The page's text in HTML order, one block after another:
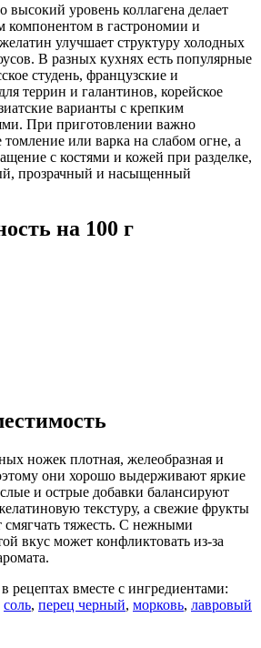
высокий уровень коллагена делает
в гастрономии и
улучшает структуру холодных
В разных кухнях есть популярные
студень, французские и
террин и галантинов, корейское
варианты с крепким
При приготовлении важно
томление или варка на слабом огне, а
с костями и кожей при разделке,
прозрачный и насыщенный
на 100 г
ножек плотная, желеобразная и
они хорошо выдерживают яркие
и острые добавки балансируют
текстуру, а свежие фрукты
смягчать тяжесть. С нежными
вкус может конфликтовать из‑за
рецептах вместе с ингредиентами:
соль, перец черный, морковь, лавровый